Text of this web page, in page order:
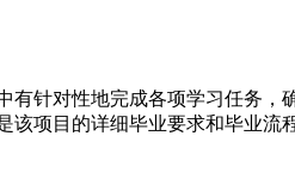
针对性地完成各项学习任务
项目的详细毕业要求和毕业流程